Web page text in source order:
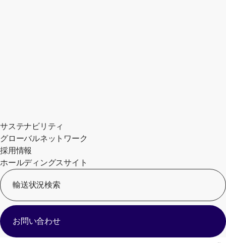
サステナビリティ
グローバルネットワーク
採用情報
ホールディングスサイト
輸送状況検索
[
お問い合わせ